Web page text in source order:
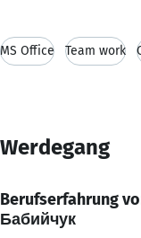
MS Office Team work
Werdegang
Berufserfahrung
Бабийчук